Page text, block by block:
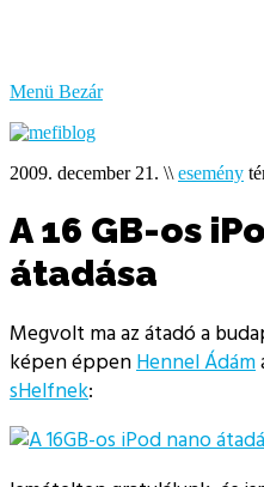
Menü Bezár
2009. december 21. \\ esemény
A 16 GB-os
átadása
Megvolt ma az átadó a
képen éppen Hennel Ádám
sHelfnek: